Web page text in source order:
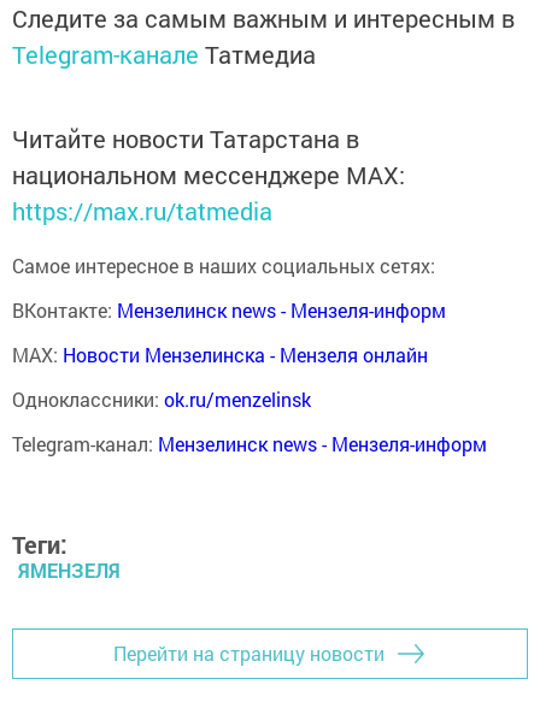
Следите за самым важным и интересным в
Telegram-канале Татмедиа
Читайте новости Татарстана в
национальном мессенджере MАХ:
https://max.ru/tatmedia
Самое интересное в наших социальных сетях:
ВКонтакте: Мензелинск news - Мензеля-информ
MAX: Новости Мензелинска - Мензеля онлайн
Одноклассники: ok.ru/menzelinsk
Telegram-канал: Мензелинск news - Мензеля-информ
Теги:
ЯМЕНЗЕЛЯ
Перейти на страницу новости